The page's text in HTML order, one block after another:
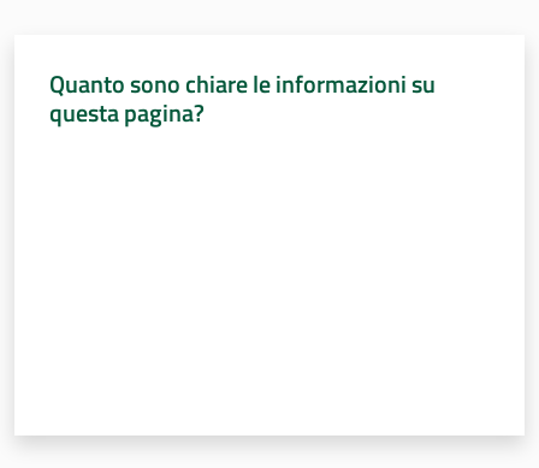
Seguici
Quanto sono chiare le informazioni su
questa pagina?